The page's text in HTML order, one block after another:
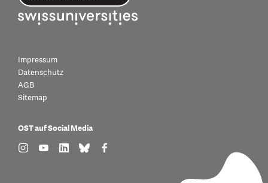
Impressum
Datenschutz
AGB
Sitemap
OST auf Social Media
find us on: instagram
find us on: youtube
find us on: linkedin
find us on: bluesky
find us on: facebook